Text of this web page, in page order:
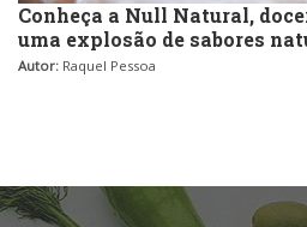
Conheça a Null Natural,
uma explosão de sabores
Autor: Raquel Pessoa